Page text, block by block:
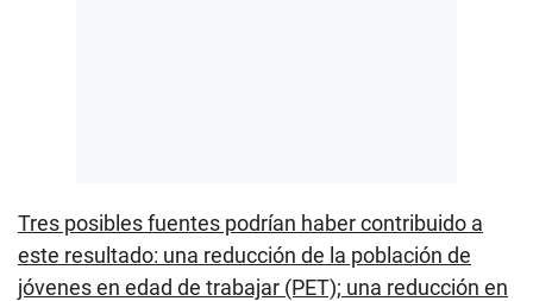
Tres posibles fuentes podrían haber contribuido a
este resultado: una reducción de la población de
jóvenes en edad de trabajar (PET); una reducción en